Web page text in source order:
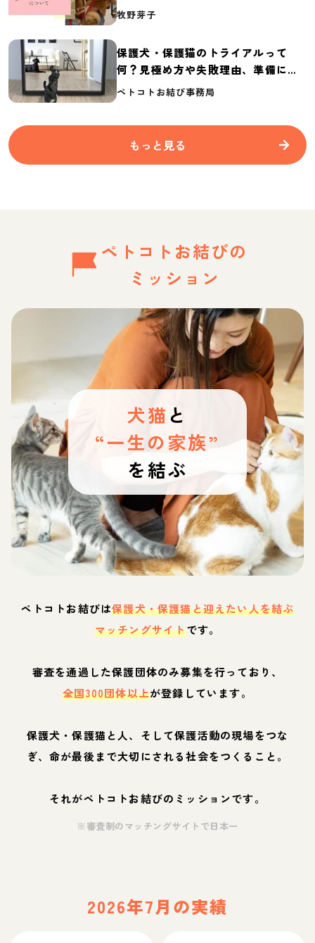
介
牧野芽子
保護犬・保護猫のトライアルって
何？見極め方や失敗理由、準備に必
要なものを紹介
ペトコトお結び事務局
もっと見る
ペトコトお結びの
ミッション
犬猫 と
“一生の家族”
を結ぶ
ペトコトお結びは保護犬・保護猫と迎えたい人を結ぶ
マッチングサイトです。
審査を通過した保護団体のみ募集を行っており、
全国300団体以上が登録しています。
保護犬・保護猫と人、そして保護活動の現場をつな
ぎ、命が最後まで大切にされる社会をつくること。
それがペトコトお結びのミッションです。
※審査制のマッチングサイトで日本一
2026年7月の実績